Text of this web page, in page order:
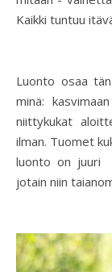
Kaikki tuntuu
Luonto osaa
minä:
niittykukat
ilman. Tuomet
luonto on juuri
jotain niin